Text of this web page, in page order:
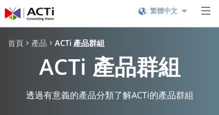
繁體中文
首頁 產品 ACTi 產品群組
ACTi 產品群組
透過有意義的產品分類了解ACTi的產品群組